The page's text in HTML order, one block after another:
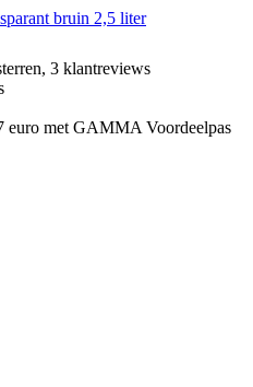
bruin 2,5 liter
3 klantreviews
euro met GAMMA Voordeelpas